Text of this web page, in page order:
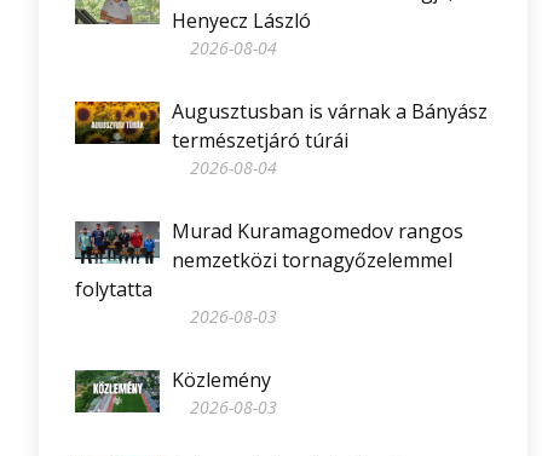
Henyecz László
2026-08-04
Augusztusban is várnak a Bányász
természetjáró túrái
2026-08-04
Murad Kuramagomedov rangos
nemzetközi tornagyőzelemmel
folytatta
2026-08-03
Közlemény
2026-08-03